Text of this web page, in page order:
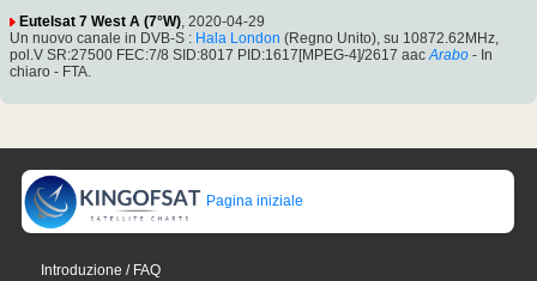
Eutelsat 7 West A (7°W), 2020-04-29
Un nuovo canale in DVB-S : Hala London (Regno Unito), su 10872.62MHz,
pol.V SR:27500 FEC:7/8 SID:8017 PID:1617[MPEG-4]/2617 aac Arabo - In
chiaro - FTA.
Pagina iniziale
Introduzione / FAQ